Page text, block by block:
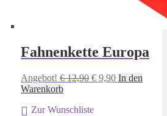
Fahnenkette Europa
Angebot! €12,90 Ursprünglicher
€ 12,90
€ 9,90Aktueller
In den
Warenkorb
Zur Wunschliste